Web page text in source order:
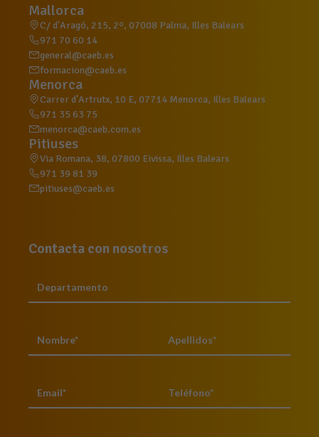
Mallorca
C/ d'Aragó, 215, 2º, 07008 Palma, Illes Balears
971 70 60 14
general@caeb.es
formacion@caeb.es
Menorca
Carrer d'Artrutx, 10 E, 07714 Menorca, Illes Balears
971 35 63 75
menorca@caeb.com.es
Pitiuses
Via Romana, 38, 07800 Eivissa, Illes Balears
971 39 81 39
pitiuses@caeb.es
Contacta con nosotros